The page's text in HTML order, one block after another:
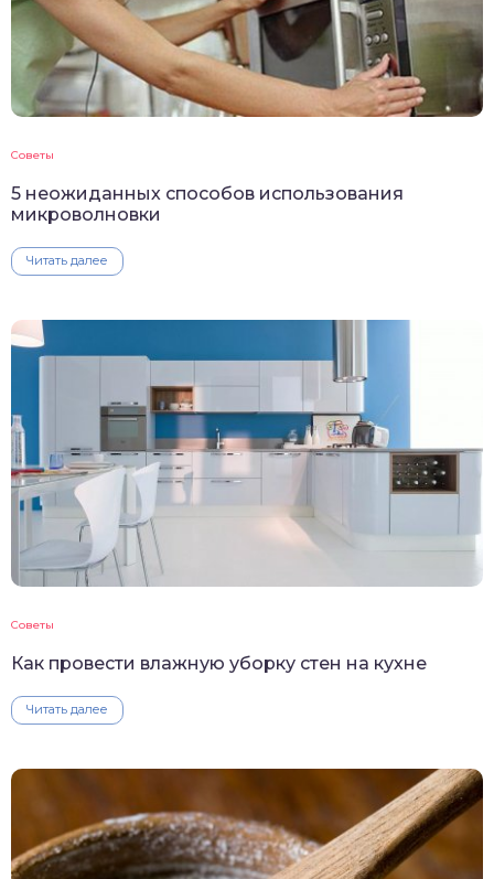
Советы
5 неожиданных способов использования
микроволновки
Читать далее
Советы
Как провести влажную уборку стен на кухне
Читать далее